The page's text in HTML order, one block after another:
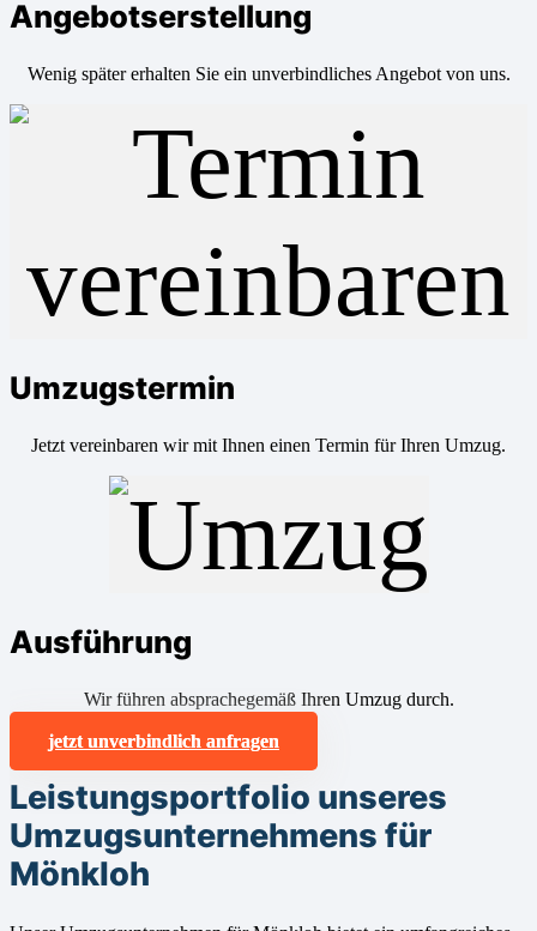
Angebotserstellung
Wenig später erhalten Sie ein unverbindliches Angebot von uns.
Umzugstermin
Jetzt vereinbaren wir mit Ihnen einen Termin für Ihren Umzug.
Ausführung
Wir führen absprachegemäß Ihren Umzug durch.
jetzt unverbindlich anfragen
Leistungsportfolio unseres
Umzugsunternehmens für
Mönkloh